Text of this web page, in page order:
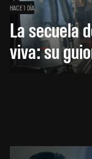
HACE 1 DÍA
La secuela
viva: su